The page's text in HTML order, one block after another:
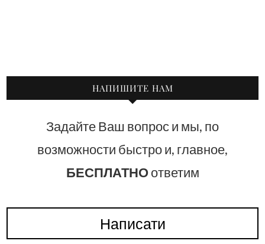
НАПИШИТЕ НАМ
Задайте Ваш вопрос и мы, по
возможности быстро и, главное,
БЕСПЛАТНОответим
Написати